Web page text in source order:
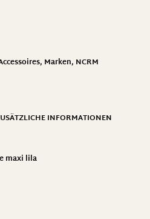
, Marken, NCRM
INFORMATIONEN
maxi lila